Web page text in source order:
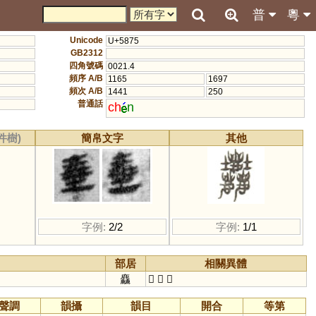
粵
普
Unicode U+5875
GB2312
四角號碼 0021.4
頻序 A/B
1165
1697
頻次 A/B
1441
250
普通話 ch n
樹) 簡帛文字
字例: 2/2
其他
字例: 1/1
部居
相關異體
麤
𪋻 𡔚 𡔘
調 韻攝 韻目 開合
等第